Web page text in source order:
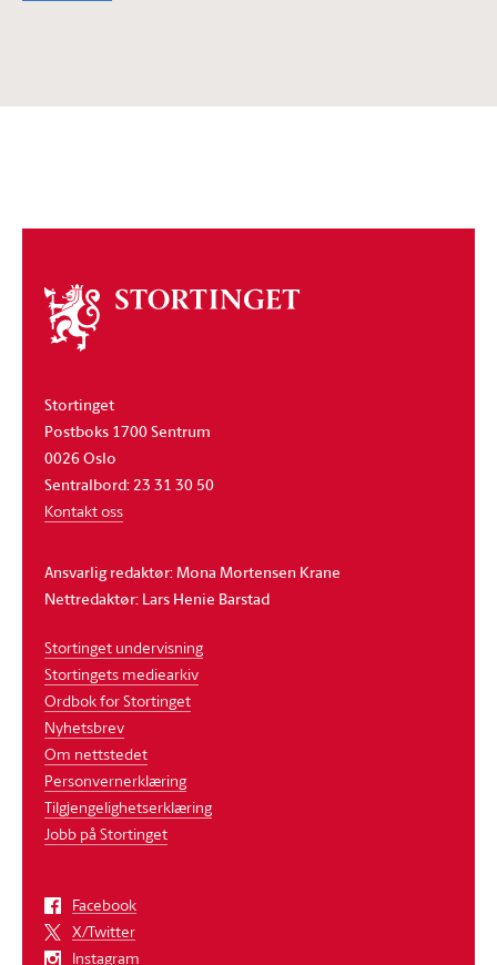
Om
stortinget
Stortinget
Postboks 1700 Sentrum
0026 Oslo
Sentralbord: 23 31 30 50
Kontakt oss
Ansvarlig redaktør: Mona Mortensen Krane
Nettredaktør: Lars Henie Barstad
Stortinget undervisning
Stortingets mediearkiv
Ordbok for Stortinget
Nyhetsbrev
Om nettstedet
Personvernerklæring
Tilgjengelighetserklæring
Jobb på Stortinget
Facebook
X/Twitter
Instagram